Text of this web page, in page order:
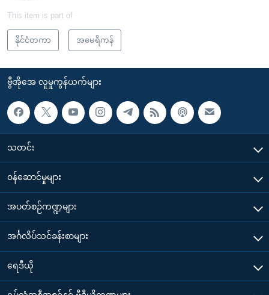
This item is part of
နိုင်ငံတကာ အမေရိကန်
ဗွီအိုအေ လူမှုကွန်ယက်များ
သတင်း
၀န်ဆောင်မှုများ
အပတ်စဉ်ကဏ္ဍများ
အင်္ဂလိပ်သင်ခန်းစာများ
ရေဒီယို